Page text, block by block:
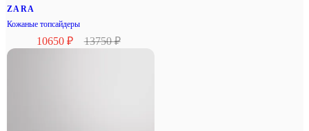
ZARA
Кожаные топсайдеры
10650 ₽ 13750 ₽